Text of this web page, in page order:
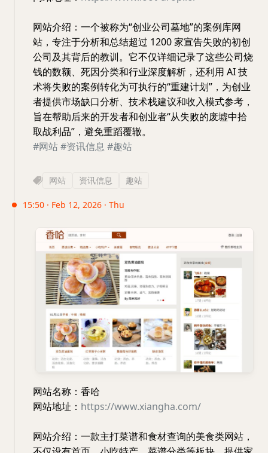
网站介绍：一个被称为“创业公司墓地”的案例库网
站，专注于分析和总结超过 1200 家宣告失败的初创
公司及其背后的教训。它不仅详细记录了这些公司烧
钱的数额、死因分类和行业深度解析，还利用 AI 技
术将失败的案例转化为可执行的“重建计划”，为创业
者提供市场缺口分析、技术栈建议和收入模式参考，
旨在帮助后来的开发者和创业者“从失败的废墟中拾
取战利品”，避免重蹈覆辙。
#网站#资讯信息 #趣站
网站 资讯信息 趣站
15:50 · Feb 12, 2026 · Thu
网站名称：香哈
网站地址： https://www.xiangha.com/
网站介绍：一款主打菜谱和食材查询的美食类网站，